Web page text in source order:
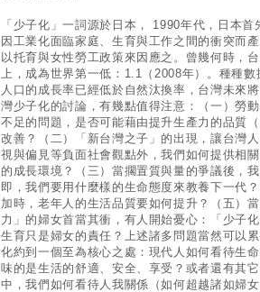
「少子化」一詞源於日本， 1990年代，日本
因工業化面臨家庭、生育與工作之間的衝突而
以托育與女性勞工政策來因應之。曾幾何時，
上，成為世界第一低：1.1（2008年）。種種
人口的成長率已經低於自然汰換率，台灣未來
灣少子化的討論，有幾點值得注意：（一）勞
不足的問題，是否可能藉由提升生產力的品質
改善？（二）「新台灣之子」的出現，讓台灣
視與偏見等負面社會觀點外，我們如何提供相
的成長環境？（三）當擱置質與量的爭議後，
即，我們要用什麼樣的生命態度來教養下一代
加時，老年人的生活品質要如何提升？（五）
力」的婦女首當其衝，有人開始憂心：「少子
生育只是婦女的責任？上述諸多問題當然可以
化約到一個至為核心之處：現代人如何看待生
味的是生活的舒適、安全、享受？或者還有其
中，我們如何看待人我關係（如何超越諸如婦